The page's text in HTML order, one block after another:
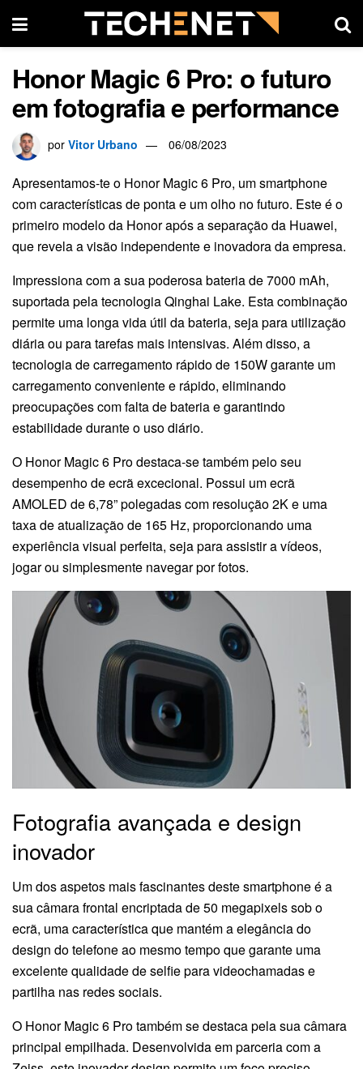
Honor Magic 6 Pro: o futuro
em fotografia e performance
por Vitor Urbano 06/08/2023
Apresentamos-te o Honor Magic 6 Pro, um smartphone
com características de ponta e um olho no futuro. Este é o
primeiro modelo da Honor após a separação da Huawei,
que revela a visão independente e inovadora da empresa.
Impressiona com a sua poderosa bateria de 7000 mAh,
suportada pela tecnologia Qinghai Lake. Esta combinação
permite uma longa vida útil da bateria, seja para utilização
diária ou para tarefas mais intensivas. Além disso, a
tecnologia de carregamento rápido de 150W garante um
carregamento conveniente e rápido, eliminando
preocupações com falta de bateria e garantindo
estabilidade durante o uso diário.
O Honor Magic 6 Pro destaca-se também pelo seu
desempenho de ecrã excecional. Possui um ecrã
AMOLED de 6,78” polegadas com resolução 2K e uma
taxa de atualização de 165 Hz, proporcionando uma
experiência visual perfeita, seja para assistir a vídeos,
jogar ou simplesmente navegar por fotos.
Fotografia avançada e design
inovador
Um dos aspetos mais fascinantes deste smartphone é a
sua câmara frontal encriptada de 50 megapixels sob o
ecrã, uma característica que mantém a elegância do
design do telefone ao mesmo tempo que garante uma
excelente qualidade de selfie para videochamadas e
partilha nas redes sociais.
O Honor Magic 6 Pro também se destaca pela sua câmara
principal empilhada. Desenvolvida em parceria com a